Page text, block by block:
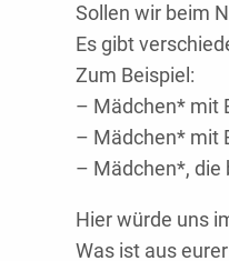
Sollen wir beim
Es gibt
Zum Beispiel:
– Mädchen* mit
– Mädchen* mit
– Mädchen*, die
Hier würde uns
Was ist aus